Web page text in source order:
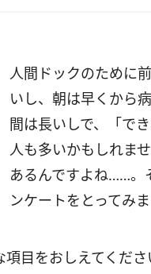
人間ドックのために
いし、朝は早くから
間は長いしで、「で
人も多いかもしれま
あるんですよね……。
ンケートをとってみま
目をおしえてくださ